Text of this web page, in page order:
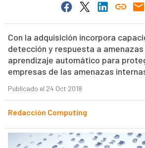
Con la adquisición incorpora
detección y respuesta a
aprendizaje automático para
empresas de las amenazas
Publicado el 24 Oct 2018
Redacción Computing